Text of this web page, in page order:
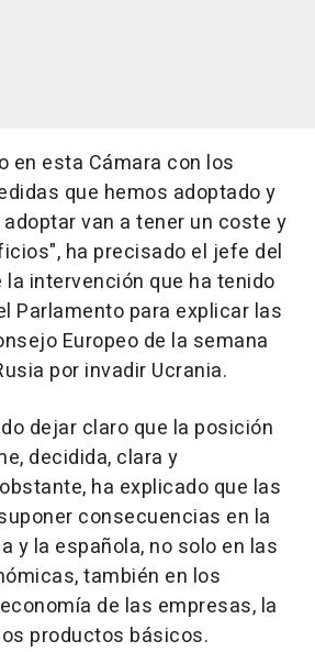
en esta Cámara con los
que hemos adoptado y
van a tener un coste y
ha precisado el jefe del
intervención que ha tenido
Parlamento para explicar las
Europeo de la semana
por invadir Ucrania.
dejar claro que la posición
decidida, clara y
ha explicado que las
consecuencias en la
y la española, no solo en las
también en los
de las empresas, la
productos básicos.